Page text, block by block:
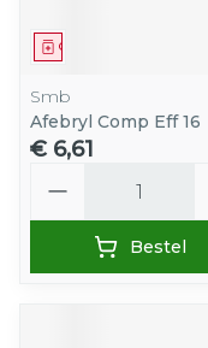
Geneesmiddel
Smb
Afebryl Comp Eff 16
€ 6,61
Bestel